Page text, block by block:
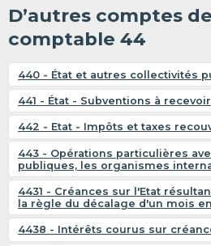
D’autres comptes
comptable 44
440 - État et autres collectivités
441 - État - Subventions à recevoir
442 - Etat - Impôts et taxes
443 - Opérations particulières
publiques, les organismes
4431 - Créances sur l'Etat
la règle du décalage d'un mois
4438 - Intérêts courus sur